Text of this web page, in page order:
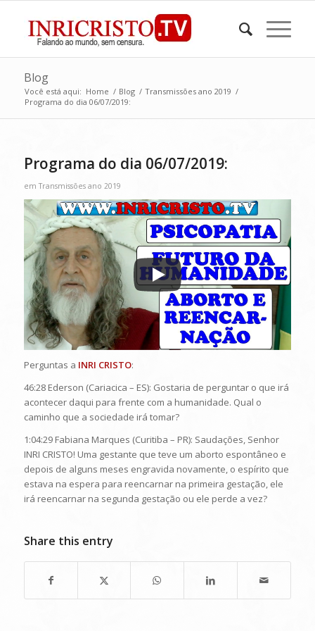
Blog
Você está aqui: Home / Blog / Transmissões ano 2019 /
Programa do dia 06/07/2019:
Programa do dia 06/07/2019:
emTransmissões ano 2019
Perguntas a INRI CRISTO:
46:28 Ederson (Cariacica – ES): Gostaria de perguntar o que irá
acontecer daqui para frente com a humanidade. Qual o
caminho que a sociedade irá tomar?
1:04:29 Fabiana Marques (Curitiba – PR): Saudações, Senhor
INRI CRISTO! Uma gestante que teve um aborto espontâneo e
depois de alguns meses engravida novamente, o espírito que
estava na espera para reencarnar na primeira gestação, ele
irá reencarnar na segunda gestação ou ele perde a vez?
Share this entry